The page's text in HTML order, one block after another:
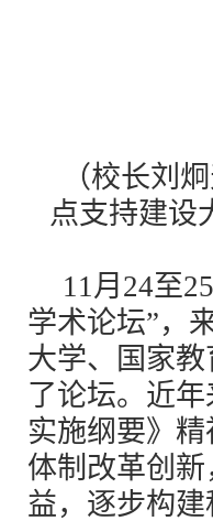
（校长刘
点支持建设
11月 24至25
学术论坛”，
大学、国家
了论坛。近
实施纲要》
体制改革创
益，逐步构